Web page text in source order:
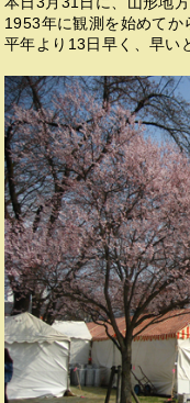
1953年に観測を始めて
平年より13日早く、早い